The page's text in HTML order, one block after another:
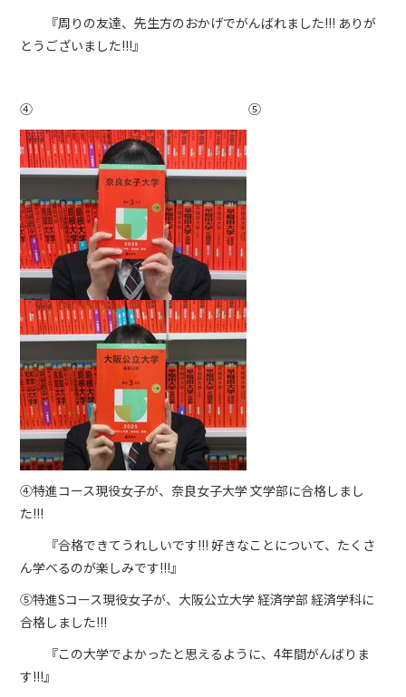
『周りの友達、先生方のおかげでがんばれました!!! ありが
とうございました!!!』
④ ⑤
④特進コース現役女子が、奈良女子大学 文学部に合格しまし
た!!!
『合格できてうれしいです!!! 好きなことについて、たくさ
ん学べるのが楽しみです!!!』
⑤特進Sコース現役女子が、大阪公立大学 経済学部 経済学科に
合格しました!!!
『この大学でよかったと思えるように、4年間がんばりま
す!!!』